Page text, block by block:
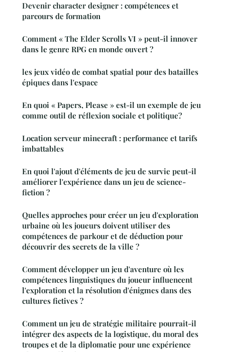
Devenir character designer : compétences et
parcours de formation
Comment « The Elder Scrolls VI » peut-il innover
dans le genre RPG en monde ouvert ?
les jeux vidéo de combat spatial pour des batailles
épiques dans l'espace
En quoi « Papers, Please » est-il un exemple de jeu
comme outil de réflexion sociale et politique?
Location serveur minecraft : performance et tarifs
imbattables
En quoi l'ajout d'éléments de jeu de survie peut-il
améliorer l'expérience dans un jeu de science-
fiction ?
Quelles approches pour créer un jeu d'exploration
urbaine où les joueurs doivent utiliser des
compétences de parkour et de déduction pour
découvrir des secrets de la ville ?
Comment développer un jeu d'aventure où les
compétences linguistiques du joueur influencent
l'exploration et la résolution d'énigmes dans des
cultures fictives ?
Comment un jeu de stratégie militaire pourrait-il
intégrer des aspects de la logistique, du moral des
troupes et de la diplomatie pour une expérience